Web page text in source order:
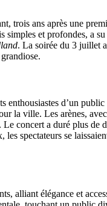
trois ans après une
et profondes, a
. La soirée du 3 juillet
d’un
la ville. Les arènes,
concert a duré plus de
spectateurs se
alliant élégance et